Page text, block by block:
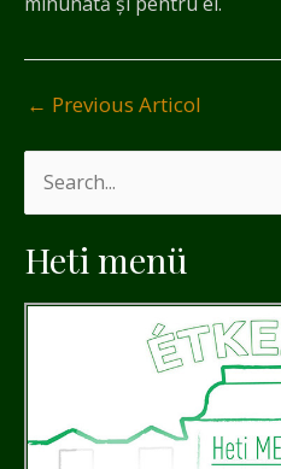
← Previous Articol
a
r
Heti menü